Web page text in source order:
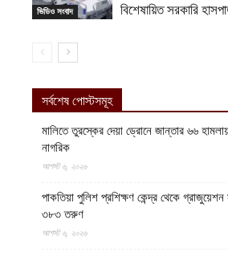
ভিডিও সংবাদ
বিশেষায়িত সরকারি
সর্বশেষ পোস্টসমূহ
মালিতে তুরস্কের দেয়া ড্রোনে জান্তার ৬৬
নাগরিক
আগস্ট ৬, ২০২৬
পাকতিয়া পুলিশ প্রশিক্ষণ কেন্দ্র থেকে
৩৮৩ তরুণ
আগস্ট ৬, ২০২৬